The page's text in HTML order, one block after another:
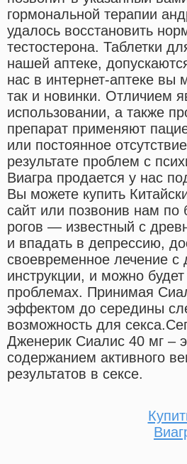
гормональной терапии
удалось восстановить
тестостерона. Таблетки
нашей аптеке,
нас в интернет-аптеке вы
так и новинки. Отличием
использовании, а также
препарат применяют
или постоянное
результате проблем с
Виагра продается у нас
Вы можете купить
сайт или позвонив нам
рогов — известный с
и впадать в депрессию,
своевременное лечение с
инструкции, и можно
проблемах. Принимая
эффектом до середины
возможность для
Дженерик Сиалис 40 мг –
содержанием активного
результатов в сексе.